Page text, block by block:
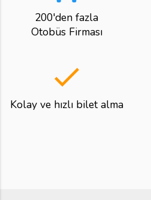
200'den fazla
Otobüs Firması
done
Kolay ve hızlı bilet alma